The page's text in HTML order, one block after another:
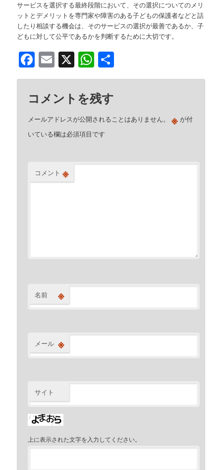
サービスを選択する最終段階において、その選択についてのメリ
ットとデメリットを専門家や障害のある子どもの保護者などと話
したり相談する機会は、そのサービスの選択が最善であるか、子
どもに対して公平であるかを判断するために大切です。
Facebook
Email
X WhatsApp
有
コメントを残す
メールアドレスが公開されることはありません。 ※ が付
いている欄は必須項目です
コメント ※
名前 ※
メール ※
サイト
上に表示された文字を入力してください。